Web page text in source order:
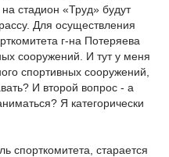
стадион «Труд» будут
Для осуществления
г-на Потеряева
сооружений. И тут у меня
спортивных сооружений,
И второй вопрос - а
Я категорически
спорткомитета, старается